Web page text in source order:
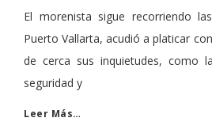
El morenista sigue recorriendo
Puerto Vallarta, acudió a platicar
de cerca sus inquietudes, como
seguridad y
Leer Más…